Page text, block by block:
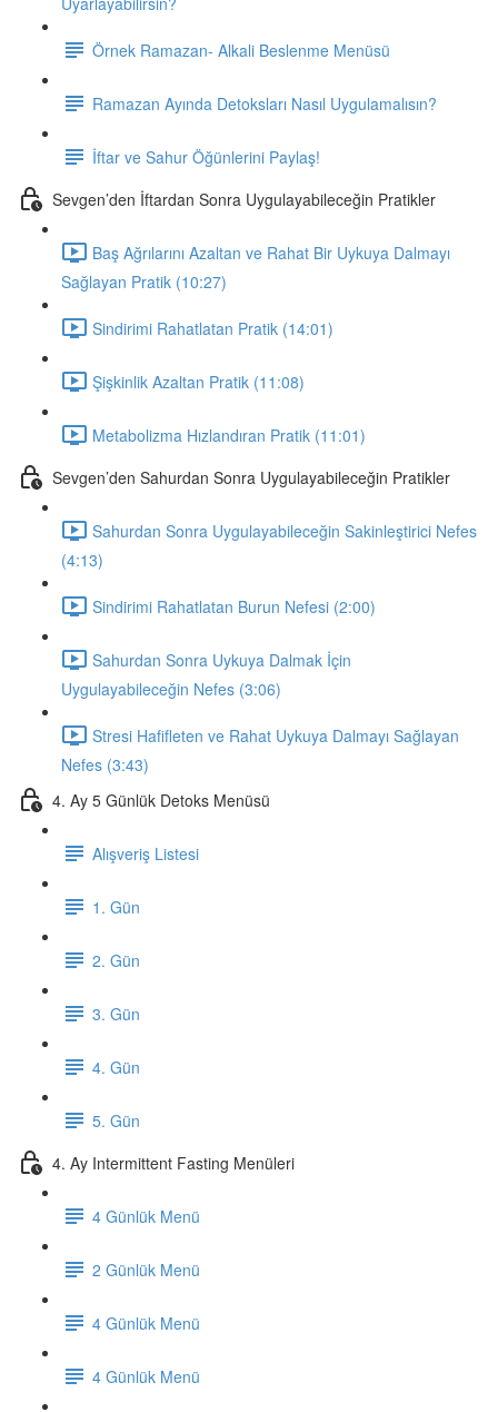
Örnek Ramazan- Alkali Beslenme Menüsü
Ramazan Ayında Detoksları Nasıl Uygulamalısın?
İftar ve Sahur Öğünlerini Paylaş!
Sevgen’den İftardan Sonra Uygulayabileceğin Pratikler
Baş Ağrılarını Azaltan ve Rahat Bir Uykuya Dalmayı
Sağlayan Pratik (10:27)
Sindirimi Rahatlatan Pratik (14:01)
Şişkinlik Azaltan Pratik (11:08)
Metabolizma Hızlandıran Pratik (11:01)
Sevgen’den Sahurdan Sonra Uygulayabileceğin Pratikler
Sahurdan Sonra Uygulayabileceğin Sakinleştirici Nefes
(4:13)
Sindirimi Rahatlatan Burun Nefesi (2:00)
Sahurdan Sonra Uykuya Dalmak İçin
Uygulayabileceğin Nefes (3:06)
Stresi Hafifleten ve Rahat Uykuya Dalmayı Sağlayan
Nefes (3:43)
4. Ay 5 Günlük Detoks Menüsü
Alışveriş Listesi
1. Gün
2. Gün
3. Gün
4. Gün
5. Gün
4. Ay Intermittent Fasting Menüleri
4 Günlük Menü
2 Günlük Menü
4 Günlük Menü
4 Günlük Menü